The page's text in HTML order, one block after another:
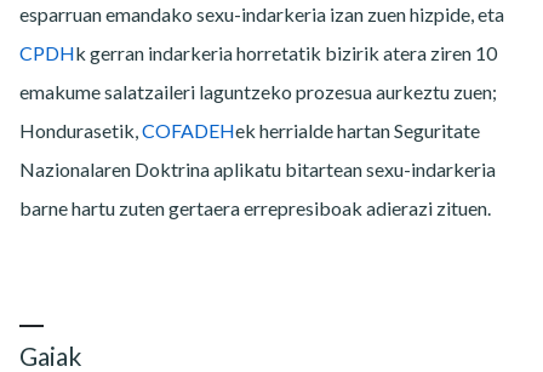
esparruan emandako sexu-indarkeria izan zuen hizpide, eta
CPDHk gerran indarkeria horretatik bizirik atera ziren 10
emakume salatzaileri laguntzeko prozesua aurkeztu zuen;
Hondurasetik, COFADEHek herrialde hartan Seguritate
Nazionalaren Doktrina aplikatu bitartean sexu-indarkeria
barne hartu zuten gertaera errepresiboak adierazi zituen.
Gaiak